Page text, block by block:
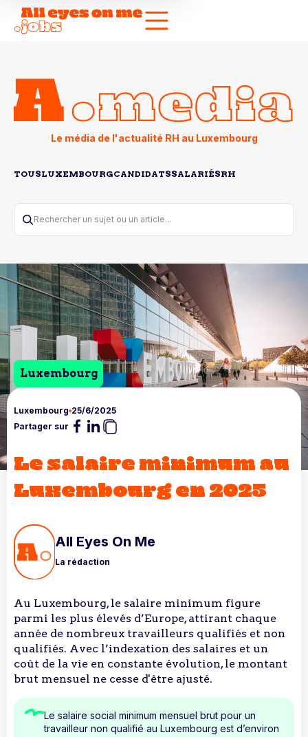
Le média de l'actualité RH au Luxembourg
TOUSLUXEMBOURGCANDIDATSSALARIÉSRH
Rechercher un sujet ou un article...
Luxembourg
Luxembourg 25/6/2025
Partager sur
Le salaire minimum au
Luxembourg en 2025
All Eyes On Me
La rédaction
Au Luxembourg, le salaire minimum figure
parmi les plus élevés d’Europe, attirant chaque
année de nombreux travailleurs qualifiés et non
qualifiés. Avec l’indexation des salaires et un
coût de la vie en constante évolution, le montant
brut mensuel ne cesse d'être ajusté. ‍
Le salaire social minimum mensuel brut pour un
travailleur non qualifié au Luxembourg est d’environ